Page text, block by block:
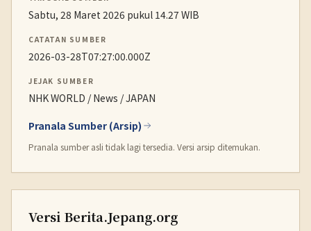
Sabtu, 28 Maret 2026 pukul 14.27 WIB
CATATAN SUMBER
2026-03-28T07:27:00.000Z
JEJAK SUMBER
NHK WORLD / News / JAPAN
Pranala Sumber (Arsip)
Pranala sumber asli tidak lagi tersedia. Versi arsip ditemukan.
Versi Berita.Jepang.org